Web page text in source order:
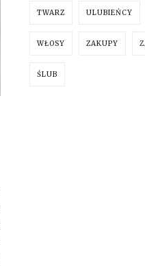
TWARZ ULUBIEŃCY
WŁOSY ZAKUPY
ŚLUB